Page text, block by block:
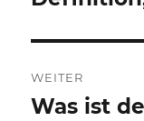
WEITER
Nächster
Was ist